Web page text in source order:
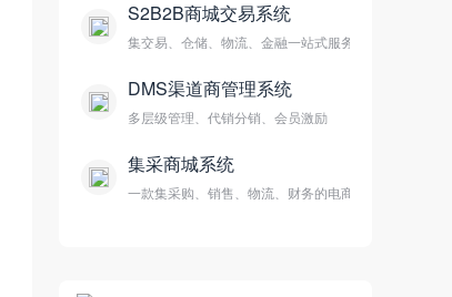
S2B2B商城交易系统
集交易、仓储、物流、金融一站式服务
DMS渠道商管理系统
多层级管理、代销分销、会员激励
集采商城系统
一款集采购、销售、物流、财务的电商平台